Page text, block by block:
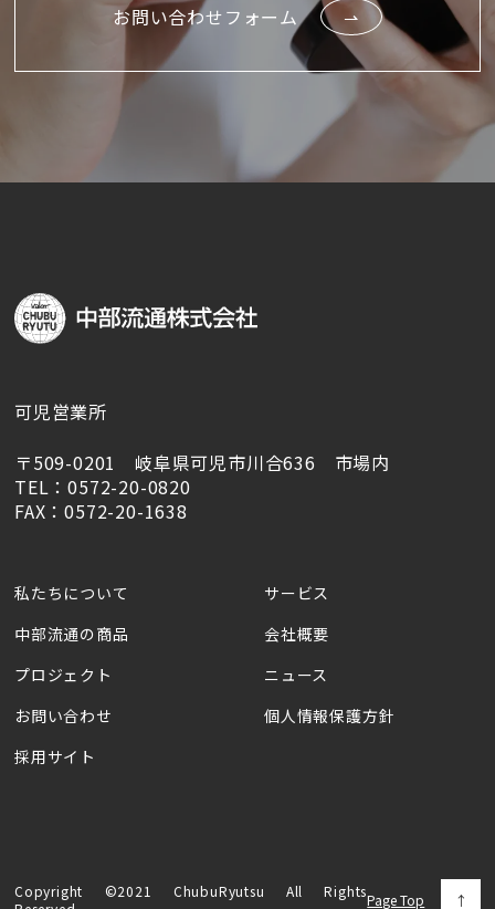
お問い合わせフォーム
可児営業所
〒509-0201 岐阜県可児市川合636 市場内
TEL：0572-20-0820
FAX：0572-20-1638
私たちについて
サービス
中部流通の商品
会社概要
プロジェクト
ニュース
お問い合わせ
個人情報保護方針
採用サイト
Copyright ©2021 ChubuRyutsu All RightsPage Top